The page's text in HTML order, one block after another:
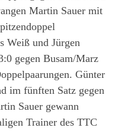
Martin Sauer mit
Weiß und Jürgen
gegen Busam/Marz
Günter
im fünften Satz gegen
Sauer gewann
Trainer des TTC